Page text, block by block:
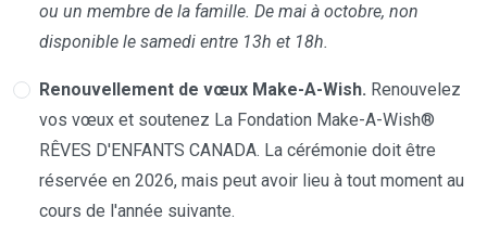
ou un membre de la famille. De mai à octobre, non
disponible le samedi entre 13h et 18h.
Renouvellement de vœux Make-A-Wish. Renouvelez
vos vœux et soutenez La Fondation Make-A-Wish®
RÊVES D'ENFANTS CANADA. La cérémonie doit être
réservée en 2026, mais peut avoir lieu à tout moment au
cours de l'année suivante.